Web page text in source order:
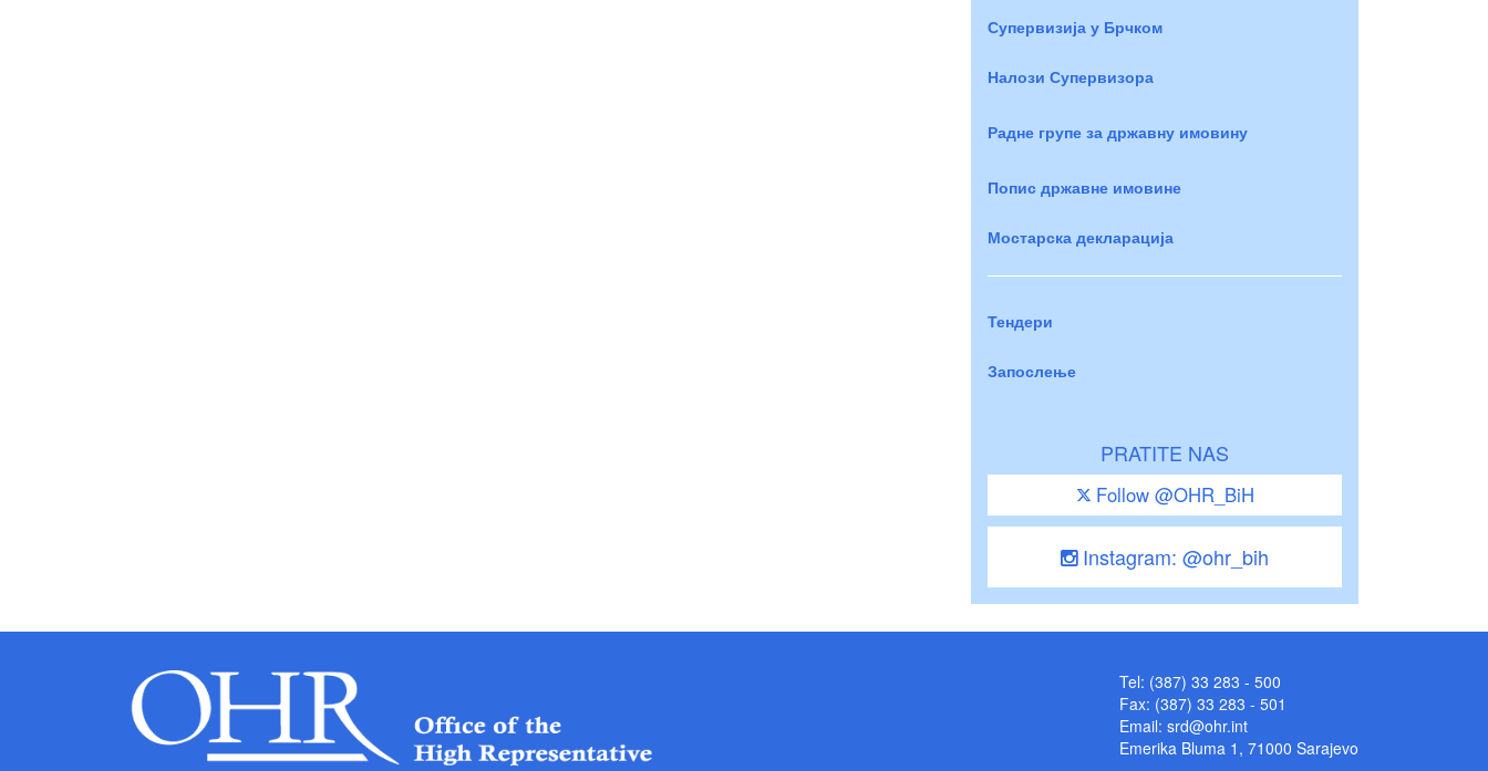
Супервизија у Брчком
Налози Супервизора
Радне групе за државну имовину
Попис државне имовине
Мостарска декларација
Тендери
Запослење
PRATITE NAS
Follow @OHR_BiH
Instagram: @ohr_bih
Tel: (387) 33 283 - 500
Fax: (387) 33 283 - 501
Email: srd@ohr.int
Emerika Bluma 1, 71000 Sarajevo